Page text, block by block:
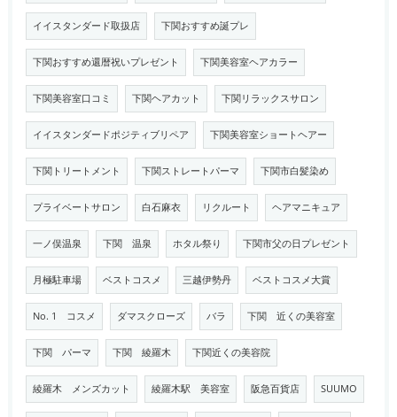
イイスタンダード取扱店 下関おすすめ誕プレ
下関おすすめ還暦祝いプレゼント 下関美容室ヘアカラー
下関美容室口コミ 下関ヘアカット 下関リラックスサロン
イイスタンダードポジティブリペア 下関美容室ショートヘアー
下関トリートメント 下関ストレートパーマ 下関市白髪染め
プライベートサロン 白石麻衣 リクルート ヘアマニキュア
一ノ俣温泉 下関 温泉 ホタル祭り 下関市父の日プレゼント
月極駐車場 ベストコスメ 三越伊勢丹 ベストコスメ大賞
No. 1 コスメ ダマスクローズ バラ 下関 近くの美容室
下関 パーマ 下関 綾羅木 下関近くの美容院
綾羅木 メンズカット 綾羅木駅 美容室 阪急百貨店 SUUMO